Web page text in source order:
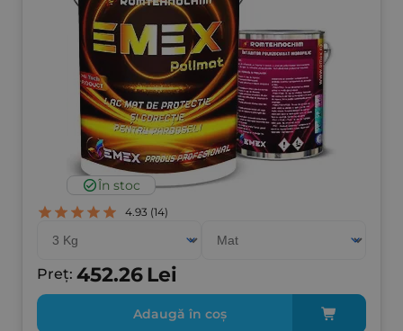
În stoc
4.93 (14)
Preț: 452.26 Lei
Adaugă în coș